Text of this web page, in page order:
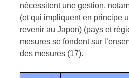
nécessitent une gestion,
(et qui impliquent en principe
revenir au Japon) (pays et
mesures se fondent sur
des mesures (17).